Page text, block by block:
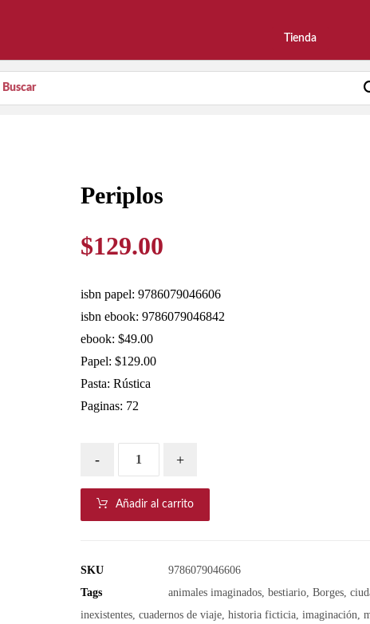
Tienda
Periplos
$129.00
isbn papel: 9786079046606
isbn ebook: 9786079046842
ebook: $49.00
Papel: $129.00
Pasta: Rústica
Paginas: 72
- +
Añadir al carrito
SKU
9786079046606
Tags
animales imaginados, bestiario, Borges,
inexistentes, cuadernos de viaje, historia ficticia, imaginación